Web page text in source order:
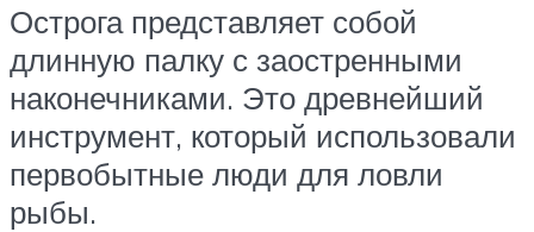
Острога представляет собой
длинную палку с заостренными
наконечниками. Это древнейший
инструмент, который использовали
первобытные люди для ловли
рыбы.